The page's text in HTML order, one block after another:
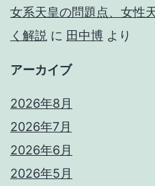
女系天皇の問題点、女性
く解説 に 田中博 より
アーカイブ
2026年8月
2026年7月
2026年6月
2026年5月